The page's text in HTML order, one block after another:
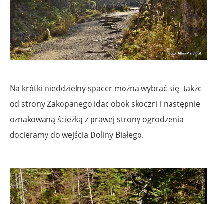
Na krótki nieddzielny spacer można wybrać się także
od strony Zakopanego idac obok skoczni i następnie
oznakowaną ścieżką z prawej strony ogrodzenia
docieramy do wejścia Doliny Białego.